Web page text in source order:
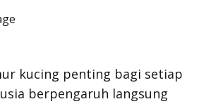
kucing penting bagi setiap
berpengaruh langsung